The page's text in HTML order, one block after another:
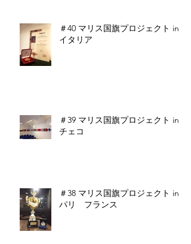
＃40 マリス国旗プロジェクト in
イタリア
＃39 マリス国旗プロジェクト in
チェコ
＃38 マリス国旗プロジェクト in
パリ フランス